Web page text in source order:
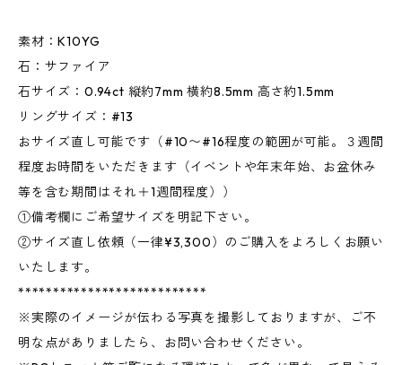
素材：K10YG
石：サファイア
石サイズ：0.94ct 縦約7mm 横約8.5mm 高さ約1.5mm
リングサイズ：#13
おサイズ直し可能です（#10〜#16程度の範囲が可能。３週間
程度お時間をいただきます（イベントや年末年始、お盆休み
等を含む期間はそれ＋1週間程度））
①備考欄にご希望サイズを明記下さい。
②サイズ直し依頼（一律¥3,300）のご購入をよろしくお願い
いたします。
***************************
※実際のイメージが伝わる写真を撮影しておりますが、ご不
明な点がありましたら、お問い合わせください。